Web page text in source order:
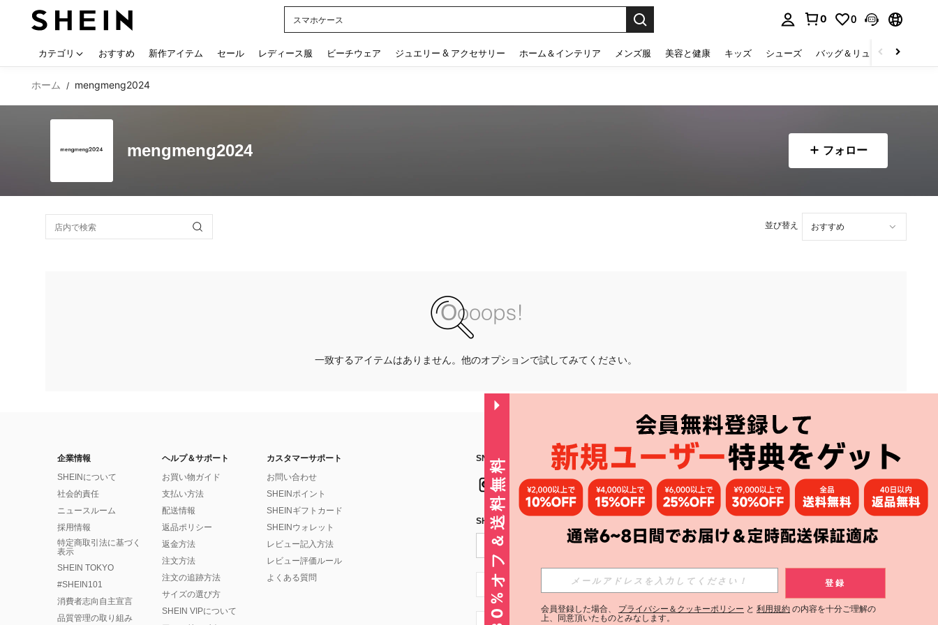
スマホケース
0 0
カテゴリ おすすめ 新作アイテム セール レディース服 ビーチウェア ジュエリー & アクセサリー ホーム＆インテリア メンズ服 美容と健康 キッズ シューズ バッグ＆リュック
ホーム / mengmeng2024
mengmeng2024 フォロー
並び替え
一致するアイテムはありません。他のオプションで試してみてください。
企業情報
SHEINについて
社会的責任
ニュースルーム
採用情報
特定商取引法に基づく
表示
SHEIN TOKYO
#SHEIN101
消費者志向自主宣言
品質管理の取り組み
ヘルプ＆サポート
お買い物ガイド
支払い方法
配送情報
返品ポリシー
返金方法
注文方法
注文の追跡方法
サイズの選び方
SHEIN VIPについて
カスタマーサポート
お問い合わせ
SHEINポイント
SHEINギフトカード
SHEINウォレット
レビュー記入方法
レビュー評価ルール
よくある質問
SNSフォローはこちら： アプリ
SHEIN STYLE NEWSを購読する
購読
JP + 81 登録する
30%オフ＆送料無料 登録
会員登録した場合、 プライバシー＆クッキーポリシー と 利用規約 の内容を十分ご理解の
上、同意頂いたものとみなします。